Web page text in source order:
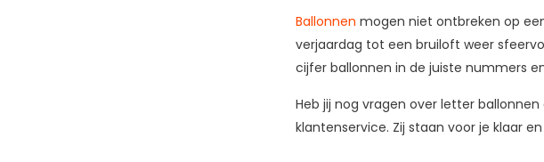
Ballonnen mogen niet ontbreken op
verjaardag tot een bruiloft weer
cijfer ballonnen in de juiste nummers
Heb jij nog vragen over letter
klantenservice. Zij staan voor je klaar